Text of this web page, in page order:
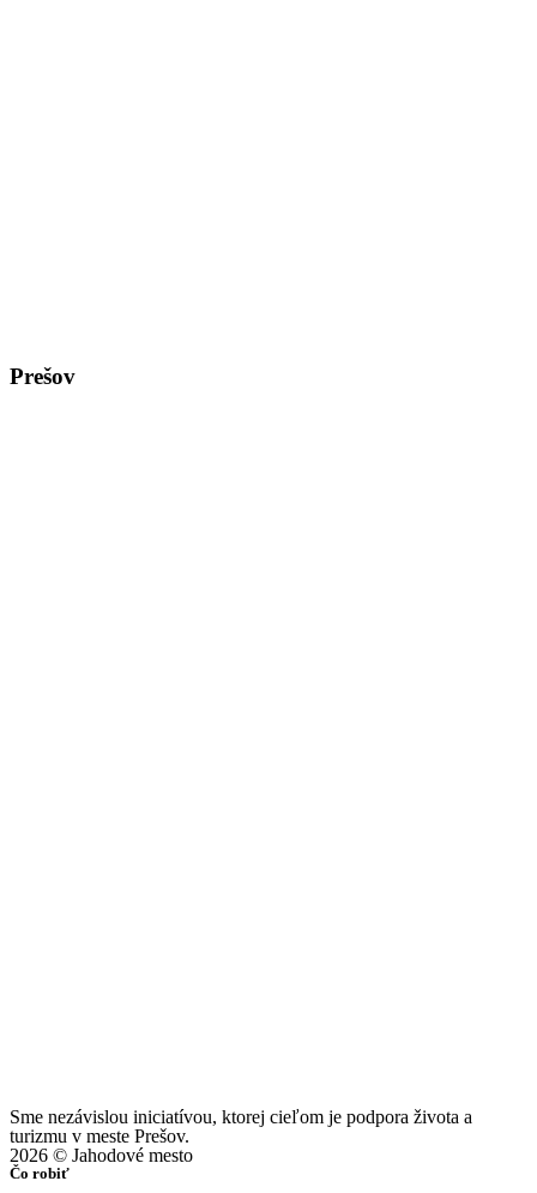
Prešov
Sme nezávislou iniciatívou, ktorej cieľom je podpora života a
turizmu v meste Prešov.
2026 © Jahodové mesto
Čo robiť